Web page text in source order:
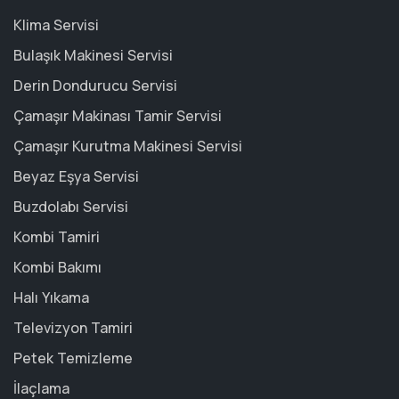
Klima Servisi
Bulaşık Makinesi Servisi
Derin Dondurucu Servisi
Çamaşır Makinası Tamir Servisi
Çamaşır Kurutma Makinesi Servisi
Beyaz Eşya Servisi
Buzdolabı Servisi
Kombi Tamiri
Kombi Bakımı
Halı Yıkama
Televizyon Tamiri
Petek Temizleme
İlaçlama